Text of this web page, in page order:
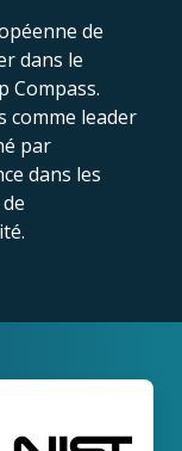
de
dans le
Compass.
comme leader
par
dans les